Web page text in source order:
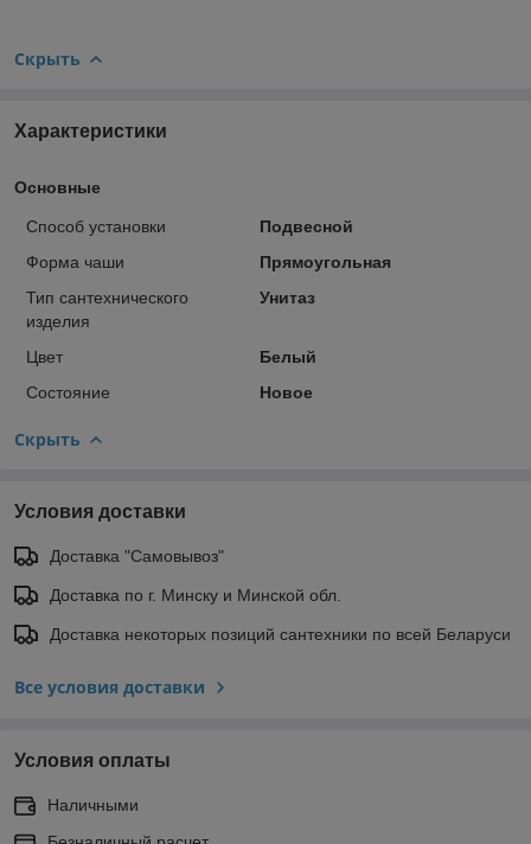
Скрыть
Характеристики
Основные
Способ установки
Подвесной
Форма чаши
Прямоугольная
Тип сантехнического
изделия
Унитаз
Цвет
Белый
Состояние
Новое
Скрыть
Условия доставки
Доставка "Самовывоз"
Доставка по г. Минску и Минской обл.
Доставка некоторых позиций сантехники по всей Беларуси
Все условия доставки
Условия оплаты
Наличными